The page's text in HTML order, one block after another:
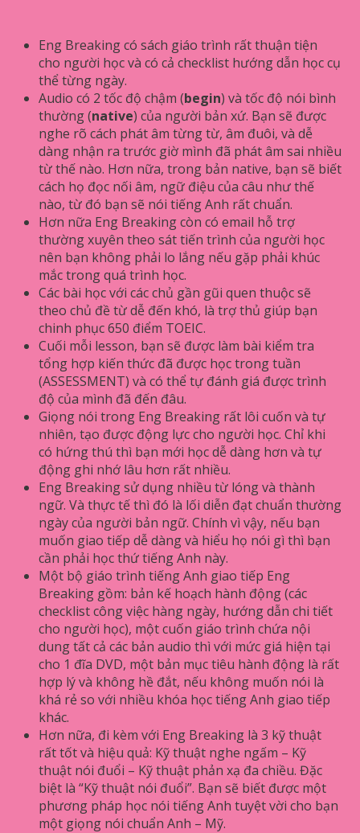
Eng Breaking có sách giáo trình rất thuận tiện
cho người học và có cả checklist hướng dẫn học cụ
thể từng ngày.
Audio có 2 tốc độ chậm (begin) và tốc độ nói bình
thường (native) của người bản xứ. Bạn sẽ được
nghe rõ cách phát âm từng từ, âm đuôi, và dễ
dàng nhận ra trước giờ mình đã phát âm sai nhiều
từ thế nào. Hơn nữa, trong bản native, bạn sẽ biết
cách họ đọc nối âm, ngữ điệu của câu như thế
nào, từ đó bạn sẽ nói tiếng Anh rất chuẩn.
Hơn nữa Eng Breaking còn có email hỗ trợ
thường xuyên theo sát tiến trình của người học
nên bạn không phải lo lắng nếu gặp phải khúc
mắc trong quá trình học.
Các bài học với các chủ gần gũi quen thuộc sẽ
theo chủ đề từ dễ đến khó, là trợ thủ giúp bạn
chinh phục 650 điểm TOEIC.
Cuối mỗi lesson, bạn sẽ được làm bài kiểm tra
tổng hợp kiến thức đã được học trong tuần
(ASSESSMENT) và có thể tự đánh giá được trình
độ của mình đã đến đâu.
Giọng nói trong Eng Breaking rất lôi cuốn và tự
nhiên, tạo được động lực cho người học. Chỉ khi
có hứng thú thì bạn mới học dễ dàng hơn và tự
động ghi nhớ lâu hơn rất nhiều.
Eng Breaking sử dụng nhiều từ lóng và thành
ngữ. Và thực tế thì đó là lối diễn đạt chuẩn thường
ngày của người bản ngữ. Chính vì vậy, nếu bạn
muốn giao tiếp dễ dàng và hiểu họ nói gì thì bạn
cần phải học thứ tiếng Anh này.
Một bộ giáo trình tiếng Anh giao tiếp Eng
Breaking gồm: bản kế hoạch hành động (các
checklist công việc hàng ngày, hướng dẫn chi tiết
cho người học), một cuốn giáo trình chứa nội
dung tất cả các bản audio thì với mức giá hiện tại
cho 1 đĩa DVD, một bản mục tiêu hành động là rất
hợp lý và không hề đắt, nếu không muốn nói là
khá rẻ so với nhiều khóa học tiếng Anh giao tiếp
khác.
Hơn nữa, đi kèm với Eng Breaking là 3 kỹ thuật
rất tốt và hiệu quả: Kỹ thuật nghe ngấm – Kỹ
thuật nói đuổi – Kỹ thuật phản xạ đa chiều. Đặc
biệt là “Kỹ thuật nói đuổi”. Bạn sẽ biết được một
phương pháp học nói tiếng Anh tuyệt vời cho bạn
một giọng nói chuẩn Anh – Mỹ.